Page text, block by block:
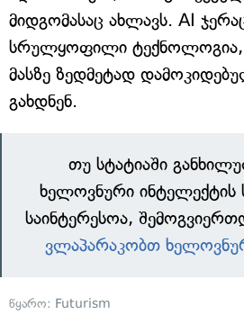
მიდგომასაც ახლავს. AI
სრულყოფილი ტექნოლოგია,
მასზე ზედმეტად
გახდნენ.
თუ სტატიაში
ხელოვნური ინტელექტის
საინტერესოა,
ვლაპარაკობთ
წყარო: Futurism